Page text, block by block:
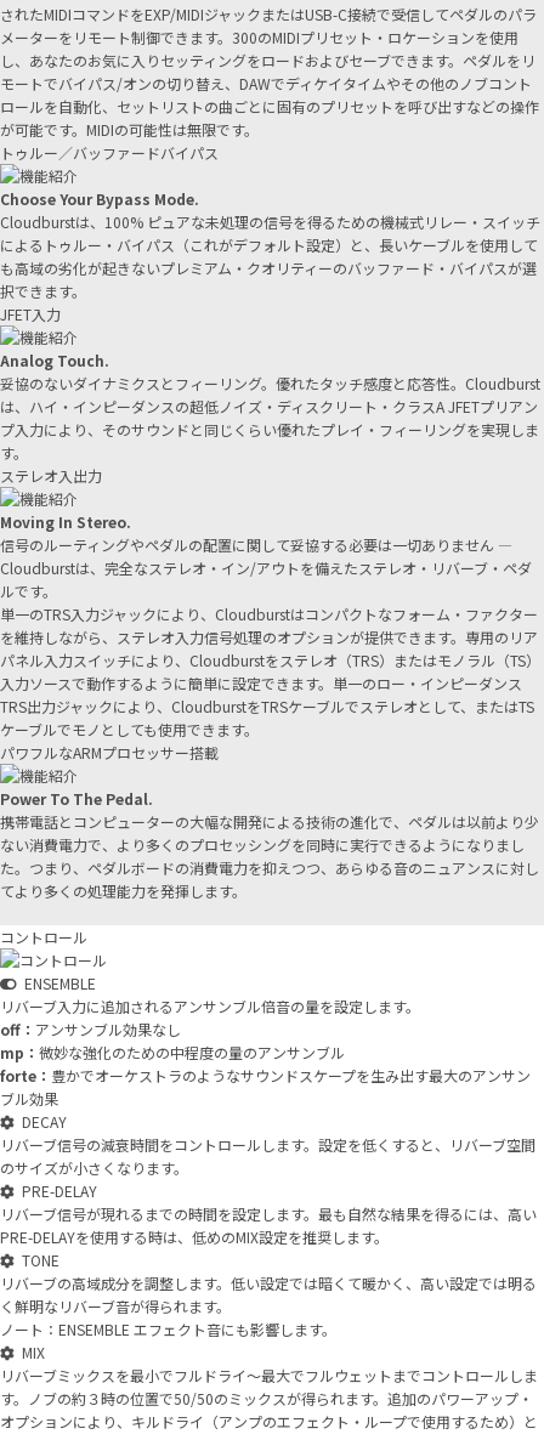
されたMIDIコマンドをEXP/MIDIジャックまたはUSB-C接続で受信してペダルのパラ
メーターをリモート制御できます。300のMIDIプリセット・ロケーションを使用
し、あなたのお気に入りセッティングをロードおよびセーブできます。ペダルをリ
モートでバイパス/オンの切り替え、DAWでディケイタイムやその他のノブコント
ロールを自動化、セットリストの曲ごとに固有のプリセットを呼び出すなどの操作
が可能です。MIDIの可能性は無限です。
トゥルー／バッファードバイパス
Choose Your Bypass Mode.
Cloudburstは、100% ピュアな未処理の信号を得るための機械式リレー・スイッチ
によるトゥルー・バイパス（これがデフォルト設定）と、長いケーブルを使用して
も高域の劣化が起きないプレミアム・クオリティーのバッファード・バイパスが選
択できます。
JFET入力
Analog Touch.
妥協のないダイナミクスとフィーリング。優れたタッチ感度と応答性。Cloudburst
は、ハイ・インピーダンスの超低ノイズ・ディスクリート・クラスA JFETプリアン
プ入力により、そのサウンドと同じくらい優れたプレイ・フィーリングを実現しま
す。
ステレオ入出力
Moving In Stereo.
信号のルーティングやペダルの配置に関して妥協する必要は一切ありません —
Cloudburstは、完全なステレオ・イン/アウトを備えたステレオ・リバーブ・ペダ
ルです。
単一のTRS入力ジャックにより、Cloudburstはコンパクトなフォーム・ファクター
を維持しながら、ステレオ入力信号処理のオプションが提供できます。専用のリア
パネル入力スイッチにより、Cloudburstをステレオ（TRS）またはモノラル（TS）
入力ソースで動作するように簡単に設定できます。単一のロー・インピーダンス
TRS出力ジャックにより、CloudburstをTRSケーブルでステレオとして、またはTS
ケーブルでモノとしても使用できます。
パワフルなARMプロセッサー搭載
Power To The Pedal.
携帯電話とコンピューターの大幅な開発による技術の進化で、ペダルは以前より少
ない消費電力で、より多くのプロセッシングを同時に実行できるようになりまし
た。つまり、ペダルボードの消費電力を抑えつつ、あらゆる音のニュアンスに対し
てより多くの処理能力を発揮します。
コントロール
ENSEMBLE
リバーブ入力に追加されるアンサンブル倍音の量を設定します。
off： アンサンブル効果なし
mp： 微妙な強化のための中程度の量のアンサンブル
forte： 豊かでオーケストラのようなサウンドスケープを生み出す最大のアンサン
ブル効果
DECAY
リバーブ信号の減衰時間をコントロールします。設定を低くすると、リバーブ空間
のサイズが小さくなります。
PRE-DELAY
リバーブ信号が現れるまでの時間を設定します。最も自然な結果を得るには、高い
PRE-DELAYを使用する時は、低めのMIX設定を推奨します。
TONE
リバーブの高域成分を調整します。低い設定では暗くて暖かく、高い設定では明る
く鮮明なリバーブ音が得られます。
ノート：ENSEMBLE エフェクト音にも影響します。
MIX
リバーブミックスを最小でフルドライ〜最大でフルウェットまでコントロールしま
す。ノブの約３時の位置で50/50のミックスが得られます。追加のパワーアップ・
オプションにより、キルドライ（アンプのエフェクト・ループで使用するため）と